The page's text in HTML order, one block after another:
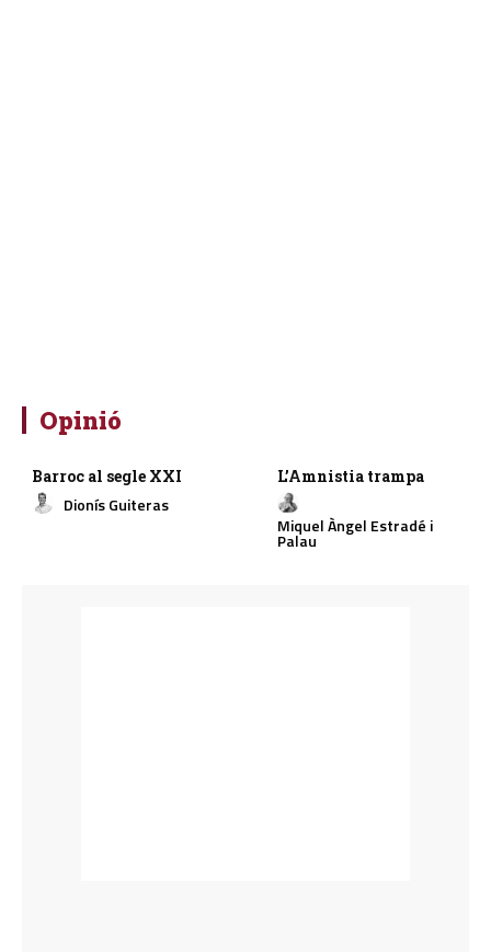
Opinió
Barroc al segle XXI
Dionís Guiteras
L’Amnistia trampa
Miquel Àngel Estradé i
Palau